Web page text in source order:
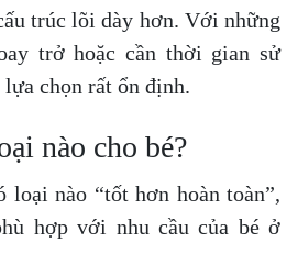
trúc lõi dày hơn. Với những
trở hoặc cần thời gian sử
chọn rất ổn định.
nào cho bé?
loại nào “tốt hơn hoàn toàn”,
hợp với nhu cầu của bé ở